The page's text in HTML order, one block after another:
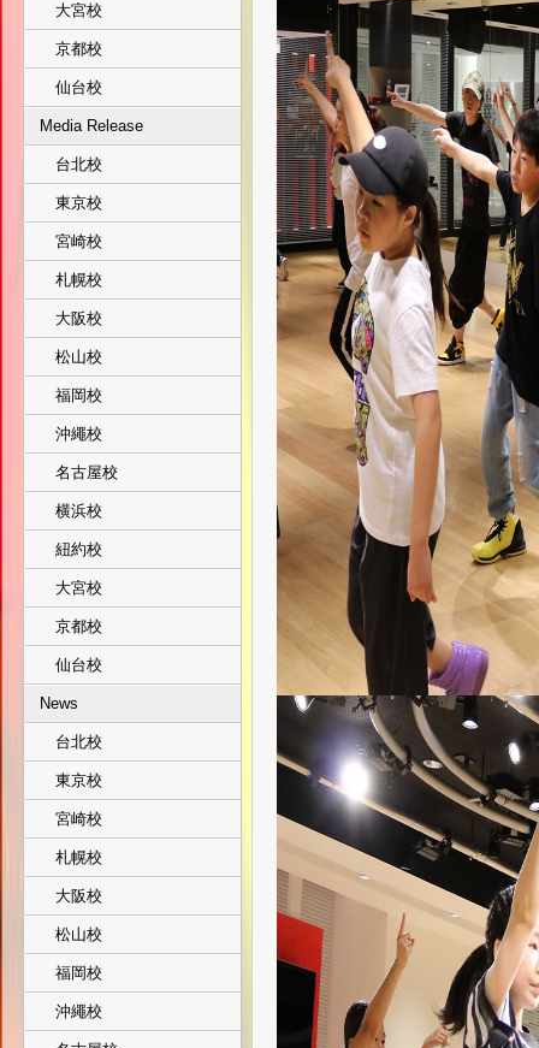
大宮校
京都校
仙台校
Media Release
台北校
東京校
宮崎校
札幌校
大阪校
松山校
福岡校
沖繩校
名古屋校
横浜校
紐約校
大宮校
京都校
仙台校
News
台北校
東京校
宮崎校
札幌校
大阪校
松山校
福岡校
沖繩校